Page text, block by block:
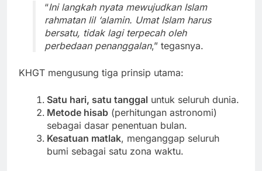
“Ini langkah nyata mewujudkan Islam
rahmatan lil ‘alamin. Umat Islam harus
bersatu, tidak lagi terpecah oleh
perbedaan penanggalan,” tegasnya.
KHGT mengusung tiga prinsip utama:
Satu hari, satu tanggal untuk seluruh dunia.
Metode hisab (perhitungan astronomi)
sebagai dasar penentuan bulan.
Kesatuan matlak, menganggap seluruh
bumi sebagai satu zona waktu.